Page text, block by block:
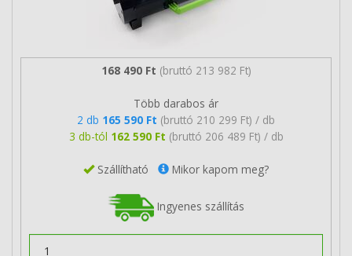
168 490 Ft (bruttó 213 982 Ft)
Több darabos ár
2 db 165 590 Ft (bruttó 210 299 Ft) / db
3 db-tól 162 590 Ft (bruttó 206 489 Ft) / db
Szállítható Mikor kapom meg?
Ingyenes szállítás